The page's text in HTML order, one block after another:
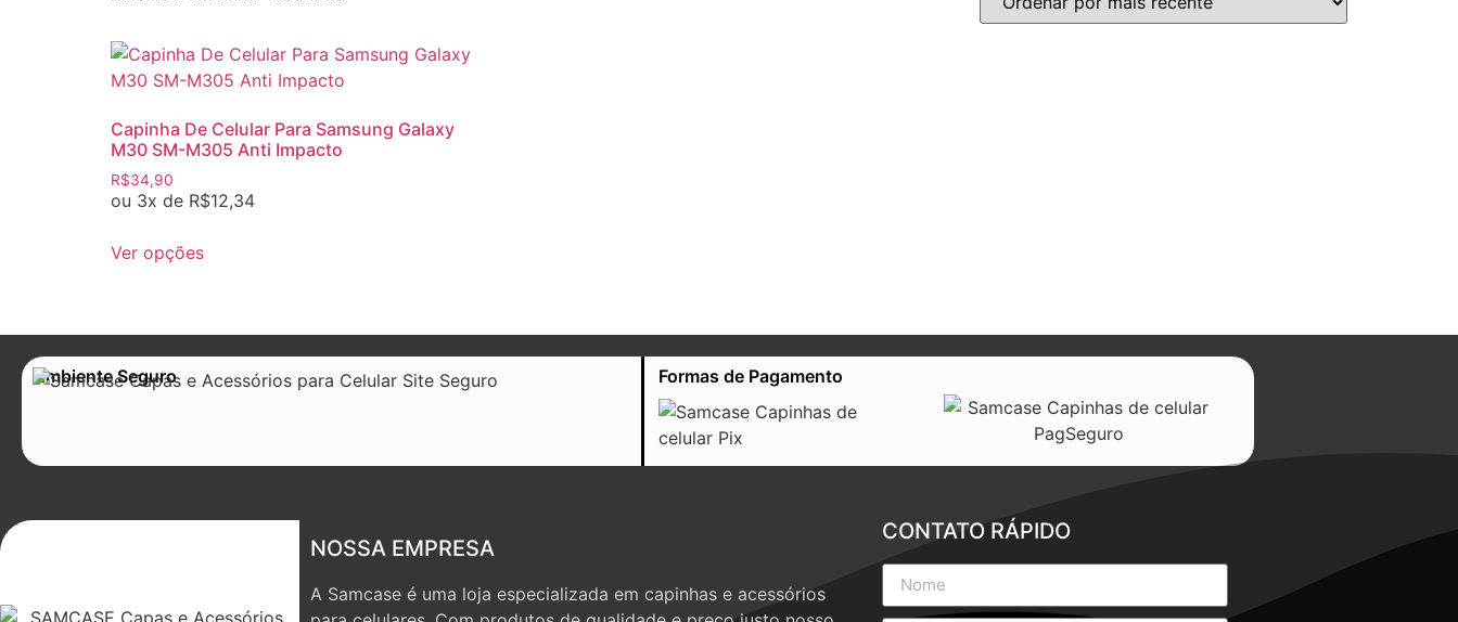
Capinha De Celular Para Samsung Galaxy
M30 SM-M305 Anti Impacto
R$34,90
ou 3x de R$12,34
Ver opções
Ambiente Seguro Formas de Pagamento
NOSSA EMPRESA
A Samcase é uma loja especializada em capinhas e acessórios
CONTATO RÁPIDO